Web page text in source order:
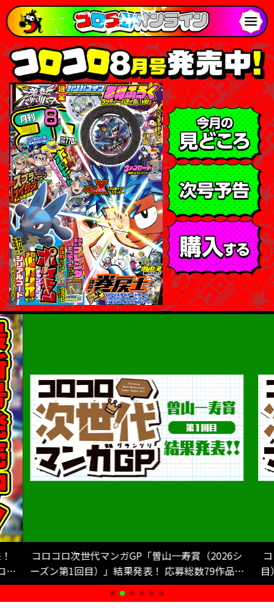
ロ
コロコロ次世代マンガGP「曽山一寿賞（2026シ
ーズン第1回目）」結果発表！ 応募総数79作品の
中から入賞した3作品を週刊コロコロで公開中!!